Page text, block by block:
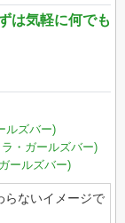
は気軽に何でも
ルズバー)
・ガールズバー)
ールズバー)
らないイメージで